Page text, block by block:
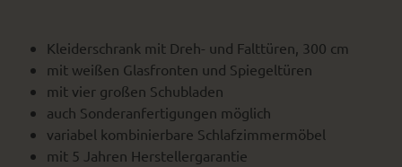
Kleiderschrank mit Dreh- und Falttüren, 300 cm
mit weißen Glasfronten und Spiegeltüren
mit vier großen Schubladen
auch Sonderanfertigungen möglich
variabel kombinierbare Schlafzimmermöbel
mit 5 Jahren Herstellergarantie